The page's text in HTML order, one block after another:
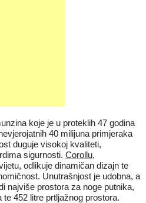
koje je u proteklih 47 godina
40 milijuna primjeraka
duguje visokoj kvaliteti,
sigurnosti. Corollu,
odlikuje dinamičan dizajn te
Unutrašnjost je udobna, a
najviše prostora za noge putnika,
452 litre prtljažnog prostora.